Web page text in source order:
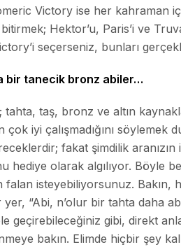
Victory ise her kahraman
Hektor’u, Paris’i ve
seçerseniz, bunları
bir tanecik bronz abiler…
tahta, taş, bronz ve altın
iyi çalışmadığını söylemek
fakat şimdilik
olarak algılıyor. Böyle
isteyebiliyorsunuz. Bakın,
“Abi, n’olur bir tahta daha
geçirebileceğiniz gibi, direkt
bakın. Elimde hiçbir şey